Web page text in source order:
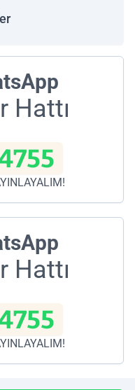
Hattı
Hattı